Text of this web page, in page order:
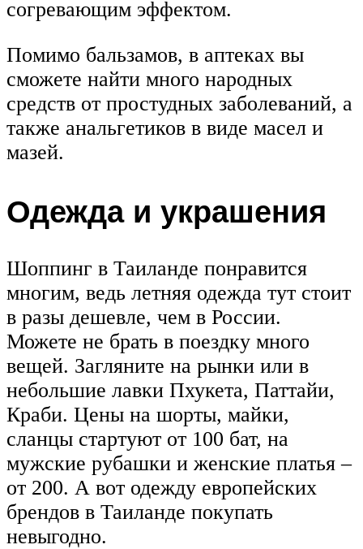
согревающим эффектом.
Помимо бальзамов, в аптеках вы
сможете найти много народных
средств от простудных заболеваний, а
также анальгетиков в виде масел и
мазей.
Одежда и украшения
Шоппинг в Таиланде понравится
многим, ведь летняя одежда тут стоит
в разы дешевле, чем в России.
Можете не брать в поездку много
вещей. Загляните на рынки или в
небольшие лавки Пхукета, Паттайи,
Краби. Цены на шорты, майки,
сланцы стартуют от 100 бат, на
мужские рубашки и женские платья –
от 200. А вот одежду европейских
брендов в Таиланде покупать
невыгодно.